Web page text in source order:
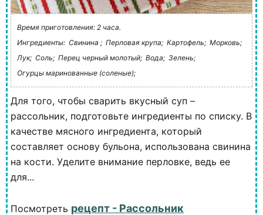
Время приготовления: 2 часа.
Ингредиенты: Свинина ; Перловая крупа; Картофель; Морковь;
Лук; Соль; Перец черный молотый; Вода; Зелень;
Огурцы маринованные (соленые);
Для того, чтобы сварить вкусный суп –
рассольник, подготовьте ингредиенты по списку. В
качестве мясного ингредиента, который
составляет основу бульона, использована свинина
на кости. Уделите внимание перловке, ведь ее
для...
Посмотреть рецепт - Рассольник